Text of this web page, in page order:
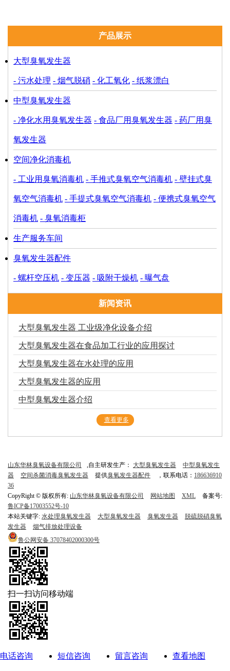
产品展示
大型臭氧发生器
- 污水处理 - 烟气脱硝 - 化工氧化 - 纸浆漂白
中型臭氧发生器
- 净化水用臭氧发生器 - 食品厂用臭氧发生器 - 药厂用臭
氧发生器
空间净化消毒机
- 工业用臭氧消毒机 - 手推式臭氧空气消毒机 - 壁挂式臭
氧空气消毒机 - 手提式臭氧空气消毒机 - 便携式臭氧空气
消毒机 - 臭氧消毒柜
生产服务车间
臭氧发生器配件
- 螺杆空压机 - 变压器 - 吸附干燥机 - 曝气盘
新闻资讯
大型臭氧发生器 工业级净化设备介绍
大型臭氧发生器在食品加工行业的应用探讨
大型臭氧发生器在水处理的应用
大型臭氧发生器的应用
中型臭氧发生器介绍
查看更多
山东华林臭氧设备有限公司 ,自主研发生产： 大型臭氧发生器
中型臭氧发生
器
空间杀菌消毒臭氧发生器 提供臭氧发生器配件 ，联系电话： 186636910
36
CopyRight © 版权所有: 山东华林臭氧设备有限公司 网站地图 XML
备案号:
鲁ICP备17003552号-10
本站关键字: 水处理臭氧发生器 大型臭氧发生器 臭氧发生器
脱硫脱硝臭氧
发生器
烟气排放处理设备
鲁公网安备 37078402000300号
扫一扫访问移动端
电话咨询 短信咨询 留言咨询 查看地图